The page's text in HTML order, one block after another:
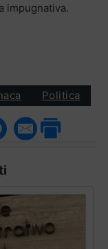
impugnativa.
Politica